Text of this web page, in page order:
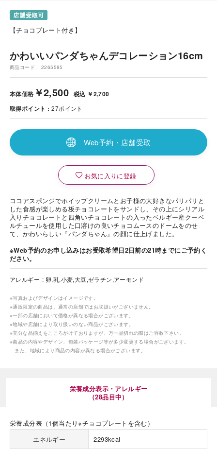
【チョコプレート付き】
かわいいパンダちゃんデコレーション16cm
商品コード 2265585
本体価格 ￥2,500 税込 ￥2,700
取得ポイント
27ポイント
Web予約・店舗受取
お気に入りに登録
ココアスポンジでホイップクリームとお子様の大好きなパリパリと
した食感が楽しめる板チョコレートをサンドし、その上にシリアル
入りチョコレートと四角いチョコレートの入ったベルギー産クーベ
ルチュールを使用した口溶けの良いチョコムースのドームをのせ
て、かわいらしい『パンダちゃん』の顔に仕上げました。
※Web予約のお申し込みはお受取希望日2日前の21時までにご予約く
ださい。
アレルギー 卵,乳,小麦,大豆,ゼラチン,アーモンド
※写真およびデザインはイメージです。
※通販限定の商品は、通常の店舗ではお取扱いがございません。
※一部の店舗において価格が異なる場合がございます。
※地域や店舗により取り扱いのない商品がございます。
※充分な品揃えをこころがけておりますが、万一品切れの際はご容赦下さい。
※商品の内容やデザイン、包装パッケージ等が多少変更する場合がございます。
また、地域により商品の内容が異なる場合がございます。
栄養成分表示・アレルギー
（28品目中）
栄養成分表（1個当たり※チョコプレートを含む）
エネルギー
2293kcal
海外 Overseas shops
Indonesia